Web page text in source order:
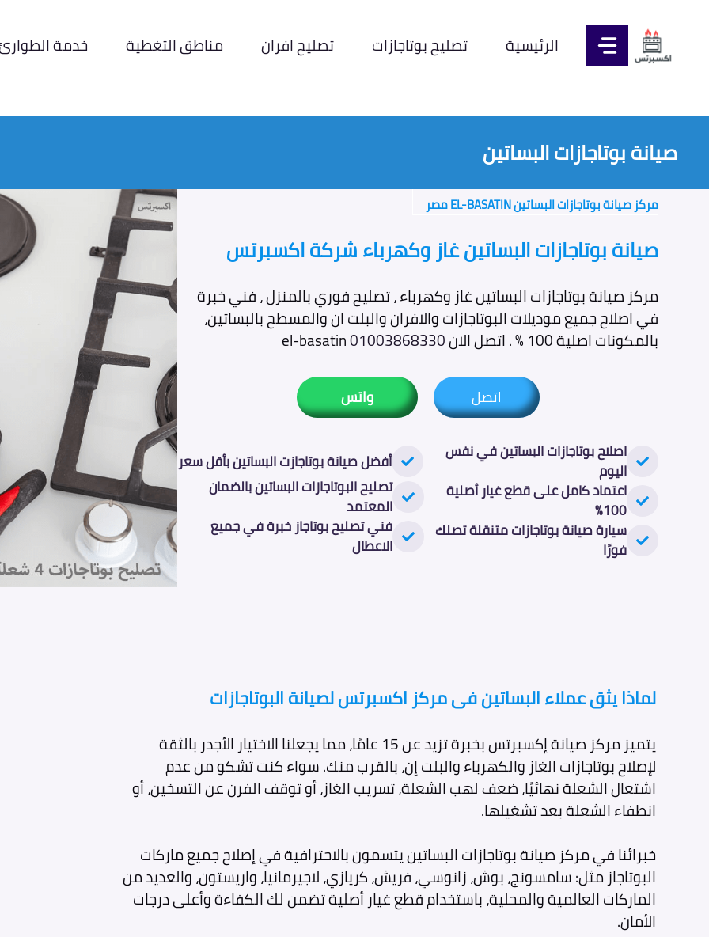
المحتوى الرئيسية تصليح بوتاجازات تصليح افران مناطق التغطية خدمة
صيانة بوتاجازات البساتين
مركز صيانة بوتاجازات البساتين EL-BASATIN مصر
صيانة بوتاجازات البساتين غاز وكهرباء شركة اكسبرتس
مركز صيانة بوتاجازات البساتين غاز وكهرباء ، تصليح فوري بالمنزل ، فني خبرة
في اصلاح جميع موديلات البوتاجازات والافران والبلت ان والمسطح بالبساتين،
بالمكونات اصلية 100 % . اتصل الان 01003868330
اتصل واتس
اصلاح بوتاجازات البساتين في نفس
اليوم
اعتماد كامل على قطع غيار أصلية
100%
سيارة صيانة بوتاجازات متنقلة تصلك
فورًا
أفضل صيانة بوتاجازت البساتين بأقل سعر
تصليح البوتاجازات البساتين بالضمان
المعتمد
فني تصليح بوتاجاز خبرة في جميع
الاعطال
لماذا يثق عملاء البساتين فى مركز اكسبرتس لصيانة البوتاجازات
يتميز مركز صيانة إكسبرتس بخبرة تزيد عن 15 عامًا، مما يجعلنا الاختيار الأجدر بالثقة
لإصلاح بوتاجازات الغاز والكهرباء والبلت إن، بالقرب منك. سواء كنت تشكو من عدم
اشتعال الشعلة نهائيًا، ضعف لهب الشعلة، تسريب الغاز، أو توقف الفرن عن التسخين، أو
انطفاء الشعلة بعد تشغيلها.
خبرائنا في مركز صيانة بوتاجازات البساتين يتسمون بالاحترافية في إصلاح جميع ماركات
البوتاجاز مثل: سامسونج، بوش، زانوسي، فريش، كريازي، لاجيرمانيا، واريستون، والعديد من
الماركات العالمية والمحلية، باستخدام قطع غيار أصلية تضمن لك الكفاءة وأعلى درجات
الأمان.